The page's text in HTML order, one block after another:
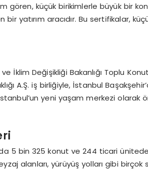
gören, küçük birikimlerle büyük bir
yatırım aracıdır. Bu sertifikalar,
İklim Değişikliği Bakanlığı Toplu
A.Ş. iş birliğiyle, İstanbul
yeni yaşam merkezi olarak
5 bin 325 konut ve 244 ticari
alanları, yürüyüş yolları gibi birçok